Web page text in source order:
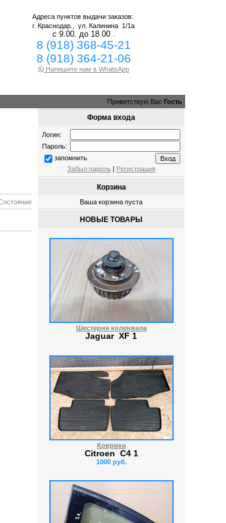
Адреса пунктов выдачи заказов:
г. Краснодар.,ул. Калинина 1/1а
с 9.00. до 18.00 .
8 (918) 368-45-21
8 (918) 364-21-06
Напишите нам в WhatsApp
Приветствую Вас Гость
Форма входа
Логин:
Пароль:
запомнить
Забыл пароль | Регистрация
Корзина
Ваша корзина пуста
НОВЫЕ ТОВАРЫ
Шестерня коленвала
Jaguar XF 1
Коврики
Citroen C4 1
1000 руб.